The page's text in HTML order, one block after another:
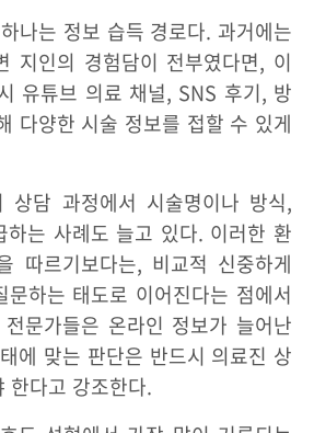
나는 정보 습득 경로다. 과거에는
지인의 경험담이 전부였다면, 이
유튜브 의료 채널, SNS 후기, 방
다양한 시술 정보를 접할 수 있게
상담 과정에서 시술명이나 방식,
하는 사례도 늘고 있다. 이러한 환
따르기보다는, 비교적 신중하게
문하는 태도로 이어진다는 점에서
문가들은 온라인 정보가 늘어난
에 맞는 판단은 반드시 의료진 상
한다고 강조한다.